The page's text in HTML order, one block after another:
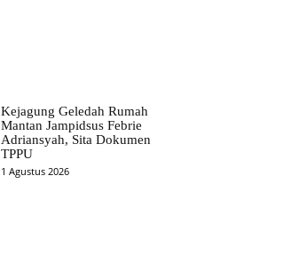
Kejagung Geledah Rumah
Mantan Jampidsus Febrie
Adriansyah, Sita Dokumen
TPPU
1 Agustus 2026